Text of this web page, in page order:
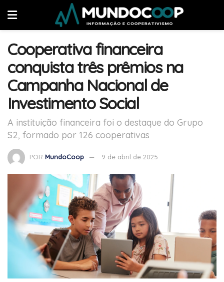
Cooperativa financeira
conquista três prêmios na
Campanha Nacional de
Investimento Social
A instituição financeira foi o destaque do Grupo
S2, formado por 126 cooperativas
POR MundoCoop 9 de abril de 2025